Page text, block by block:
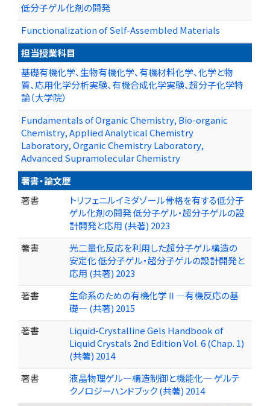
低分子ゲル化剤の開発
Functionalization of Self-Assembled Materials
担当授業科目
基礎有機化学、生物有機化学、有機材料化学、化学と物
質、応用化学分析実験、有機合成化学実験、超分子化学特
論（大学院）
Fundamentals of Organic Chemistry, Bio-organic
Chemistry, Applied Analytical Chemistry
Laboratory, Organic Chemistry Laboratory,
Advanced Supramolecular Chemistry
著書・論文歴
著書
トリフェニルイミダゾール骨格を有する低分子
ゲル化剤の開発 低分子ゲル・超分子ゲルの設
計開発と応用 (共著) 2023
著書
光二量化反応を利用した超分子ゲル構造の
安定化 低分子ゲル・超分子ゲルの設計開発と
応用 (共著) 2023
著書
生命系のための有機化学Ⅱ―有機反応の基
礎― (共著) 2015
著書
Liquid-Crystalline Gels Handbook of
Liquid Crystals 2nd Edition Vol. 6 (Chap. 1)
(共著) 2014
著書
液晶物理ゲル―構造制御と機能化― ゲルテ
クノロジーハンドブック (共著) 2014